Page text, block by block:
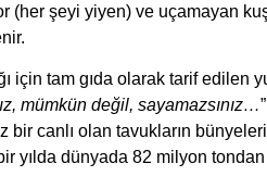
(her şeyi yiyen) ve uçamayan
için tam gıda olarak tarif edilen
mümkün değil, sayamazsınız…
bir canlı olan tavukların
yılda dünyada 82 milyon